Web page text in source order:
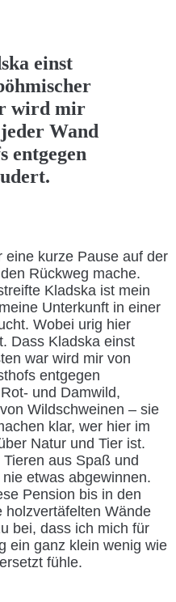
einst
wird mir
Wand
entgegen
eine kurze Pause auf der
Rückweg mache.
Kladska ist mein
Unterkunft in einer
Wobei urig hier
Dass Kladska einst
war wird mir von
entgegen
und Damwild,
Wildschweinen – sie
klar, wer hier im
Natur und Tier ist.
aus Spaß und
etwas abgewinnen.
Pension bis in den
holzvertäfelten Wände
bei, dass ich mich für
ein ganz klein wenig wie
fühle.